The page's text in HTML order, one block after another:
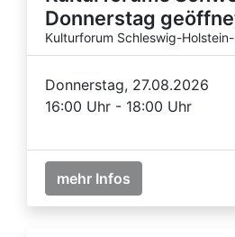
Donnerstag
Kulturforum Schleswig-
Donnerstag, 27.08.2026
16:00 Uhr - 18:00 Uhr
mehr Infos